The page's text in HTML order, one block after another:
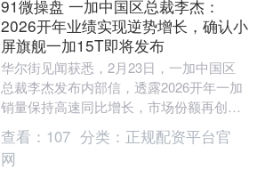
91微操盘 一加中国区总裁李杰：
2026开年业绩实现逆势增长，确认小
屏旗舰一加15T即将发布
华尔街见闻获悉，2月23日，一加中国区
总裁李杰发布内部信，透露2026开年一加
销量保持高速同比增长，市场份额再创新
高。 李杰在信中表示，过去一年一加围绕
游戏体验....
查看： 107 分类： 正规配资平台官
网